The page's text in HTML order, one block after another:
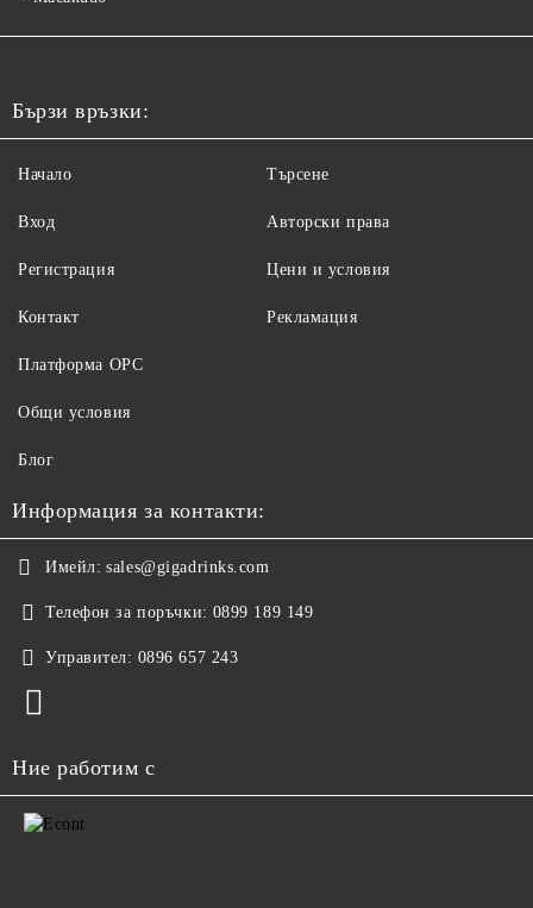
Бързи връзки:
Начало
Вход
Регистрация
Контакт
Търсене
Авторски права
Цени и условия
Рекламация
Платформа ОРС
Общи условия
Блог
Информация за контакти:
Имейл: sales@gigadrinks.com
Телефон за поръчки: 0899 189 149
Управител: 0896 657 243
Ние работим с